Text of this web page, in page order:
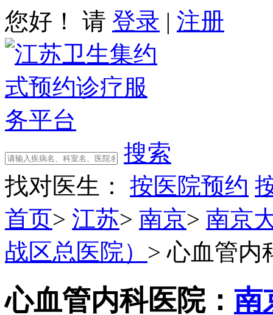
您好！ 请 登录 | 注册
搜索
找对医生：
按医院预约
首页> 江苏> 南京> 南京
战区总医院） >心血管内
心血管内科医院： 南